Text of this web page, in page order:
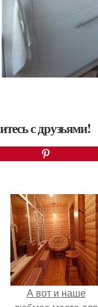
с друзьями!
А вот и наше